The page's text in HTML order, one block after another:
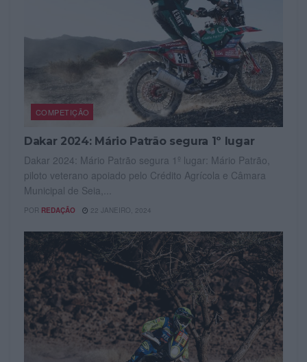
COMPETIÇÃO
Dakar 2024: Mário Patrão segura 1º lugar
Dakar 2024: Mário Patrão segura 1º lugar: Mário Patrão,
piloto veterano apoiado pelo Crédito Agrícola e Câmara
Municipal de Seia,...
POR REDAÇÃO 22 JANEIRO, 2024